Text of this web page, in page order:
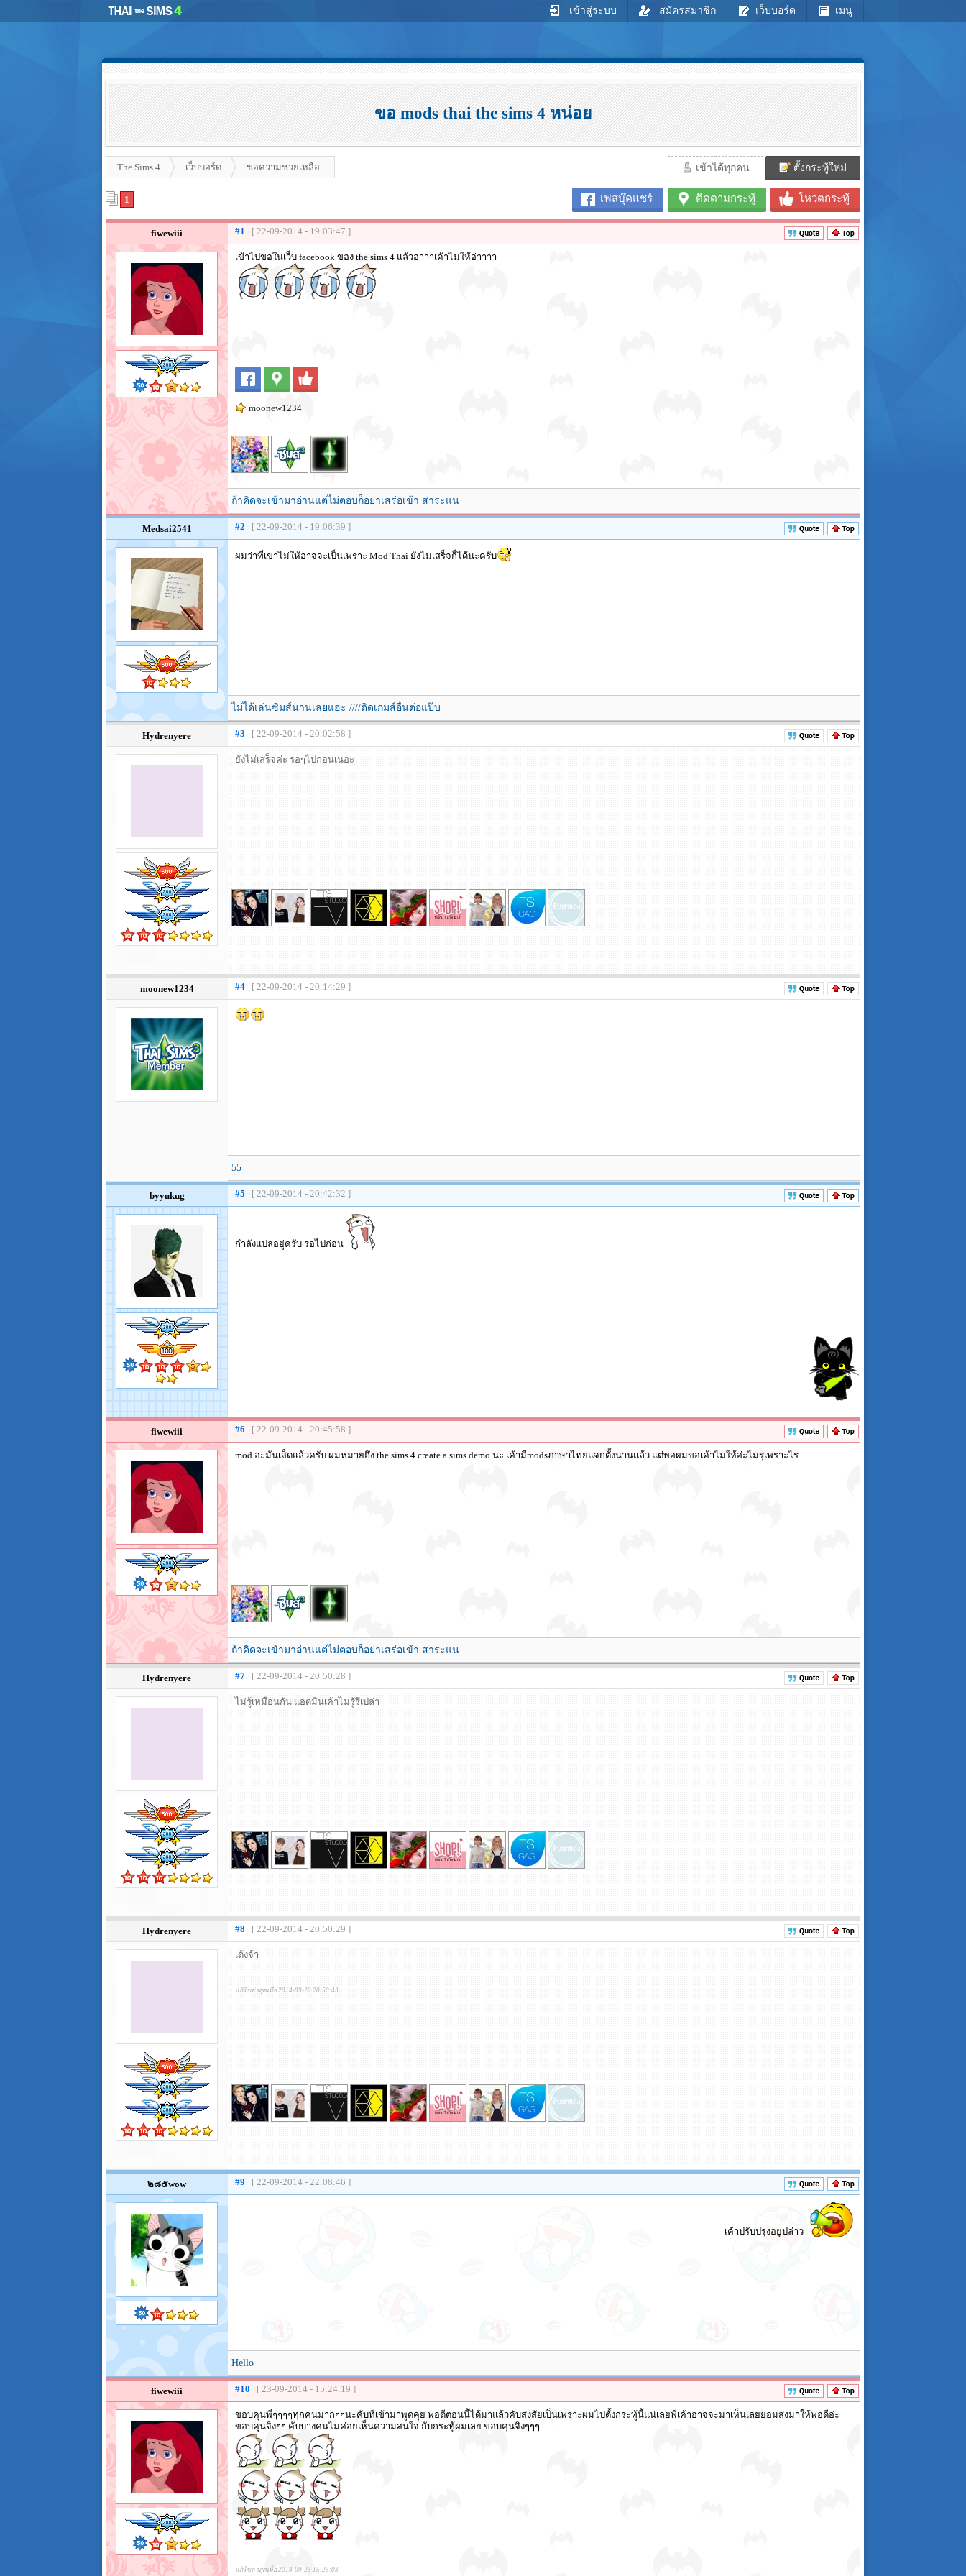
เข้าสู่ระบบ สมัครสมาชิก เว็บบอร์ด เมนู
ขอ mods thai the sims 4 หน่อย
The Sims 4 เว็บบอร์ด ขอความช่วยเหลือ เข้าได้ทุกคน ตั้งกระทู้ใหม่
เฟสบุ๊คแชร์ ติดตามกระทู้ โหวตกระทู้
1
fiwewiii #1 [ 22-09-2014 - 19:03:47 ]
เข้าไปขอในเว็บ facebook ของ the sims 4 แล้วอ่าาาเค้าไม่ให้อ่าาาา
moonew1234
ถ้าคิดจะเข้ามาอ่านแต่ไม่ตอบก็อย่าเสร่อเข้า สาระแน
Medsai2541 #2 [ 22-09-2014 - 19:06:39 ]
ผมว่าที่เขาไม่ให้อาจจะเป็นเพราะ Mod Thai ยังไม่เสร็จก็ได้นะครับ
ไม่ได้เล่นซิมส์นานเลยแฮะ ////ติดเกมส์อื่นต่อแป๊บ
Hydrenyere #3 [ 22-09-2014 - 20:02:58 ]
ยังไม่เสร็จค่ะ รอๆไปก่อนเนอะ
moonew1234 #4 [ 22-09-2014 - 20:14:29 ]
55
byyukug #5 [ 22-09-2014 - 20:42:32 ]
กำลังแปลอยู่ครับ รอไปก่อน
fiwewiii #6 [ 22-09-2014 - 20:45:58 ]
mod อ่ะมันเส็ดแล้วครับ ผมหมายถึง the sims 4 create a sims demo นะ เค้ามีmodsภาษาไทยแจกตั้งนานแล้ว แต่พอผมขอเค้าไม่ให้อ่ะไม่รุเพราะไร
ถ้าคิดจะเข้ามาอ่านแต่ไม่ตอบก็อย่าเสร่อเข้า สาระแน
Hydrenyere #7 [ 22-09-2014 - 20:50:28 ]
ไม่รู้เหมือนกัน แอดมินเค้าไม่รูัรึเปล่า
Hydrenyere #8 [ 22-09-2014 - 20:50:29 ]
เด้งจ้า
แก้ไขล่าสุดเมื่อ 2014-09-22 20:50:43
๒๘๕wow #9 [ 22-09-2014 - 22:08:46 ]
เค้าปรับปรุงอยู่ปล่าว
Hello
fiwewiii #10 [ 23-09-2014 - 15:24:19 ]
ขอบคุนพี่ๆๆๆๆทุกคนมากๆๆนะคับที่เข้ามาพูดคุย พอดีตอนนี้ได้มาแล้วคับสงสัยเป็นเพราะผมไปตั้งกระทู้นี้แน่เลยพี่เค้าอาจจะมาเห็นเลยยอมส่งมาให้พอดีอ่ะ
ขอบคุนจิงๆๆ คับบางคนไม่ค่อยเห็นความสนใจ กับกระทู้ผมเลย ขอบคุนจิงๆๆๆ
แก้ไขล่าสุดเมื่อ 2014-09-23 15:25:03